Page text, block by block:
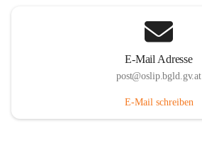
E-Mail Adresse
post@oslip.bgld.gv.at
E-Mail schreiben